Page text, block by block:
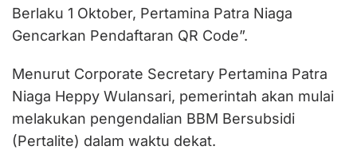
Berlaku 1 Oktober, Pertamina Patra Niaga
Gencarkan Pendaftaran QR Code”.
Menurut Corporate Secretary Pertamina Patra
Niaga Heppy Wulansari, pemerintah akan mulai
melakukan pengendalian BBM Bersubsidi
(Pertalite) dalam waktu dekat.